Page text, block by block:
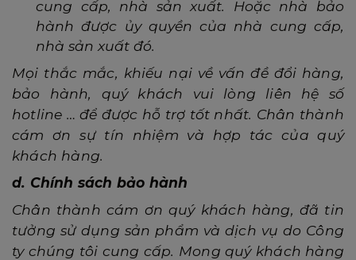
cung cấp, nhà sản xuất. Hoặc nhà bảo
hành được ủy quyền của nhà cung cấp,
nhà sản xuất đó.
Mọi thắc mắc, khiếu nại về vấn đề đổi hàng,
bảo hành, quý khách vui lòng liên hệ số
hotline … để được hỗ trợ tốt nhất. Chân thành
cám ơn sự tín nhiệm và hợp tác của quý
khách hàng.
d. Chính sách bảo hành
Chân thành cám ơn quý khách hàng, đã tin
tưởng sử dụng sản phẩm và dịch vụ do Công
ty chúng tôi cung cấp. Mong quý khách hàng